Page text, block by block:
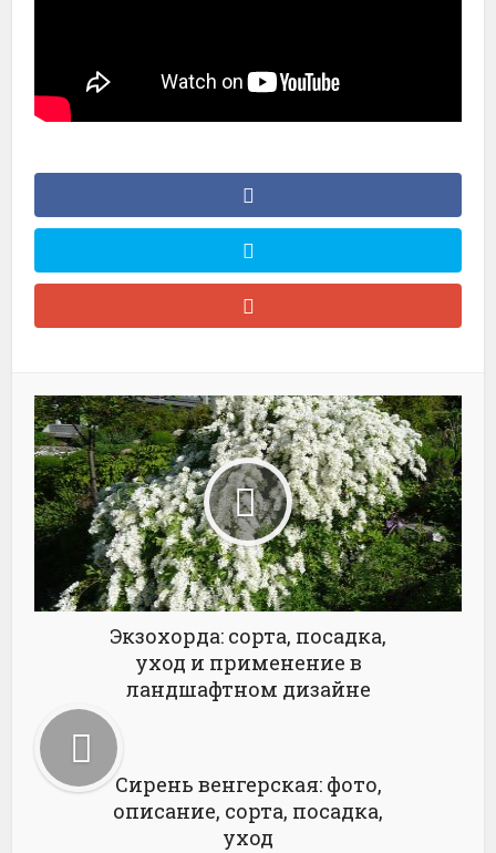
Экзохорда: сорта, посадка,
уход и применение в
ландшафтном дизайне
Сирень венгерская: фото,
описание, сорта, посадка,
уход